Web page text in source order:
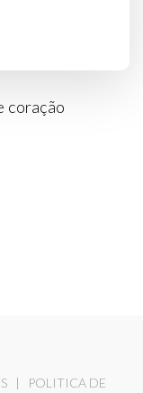
coração
| POLITICA DE